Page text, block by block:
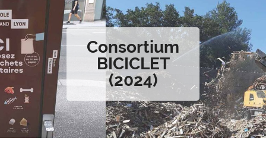
Consortium
BICICLET
(2024)